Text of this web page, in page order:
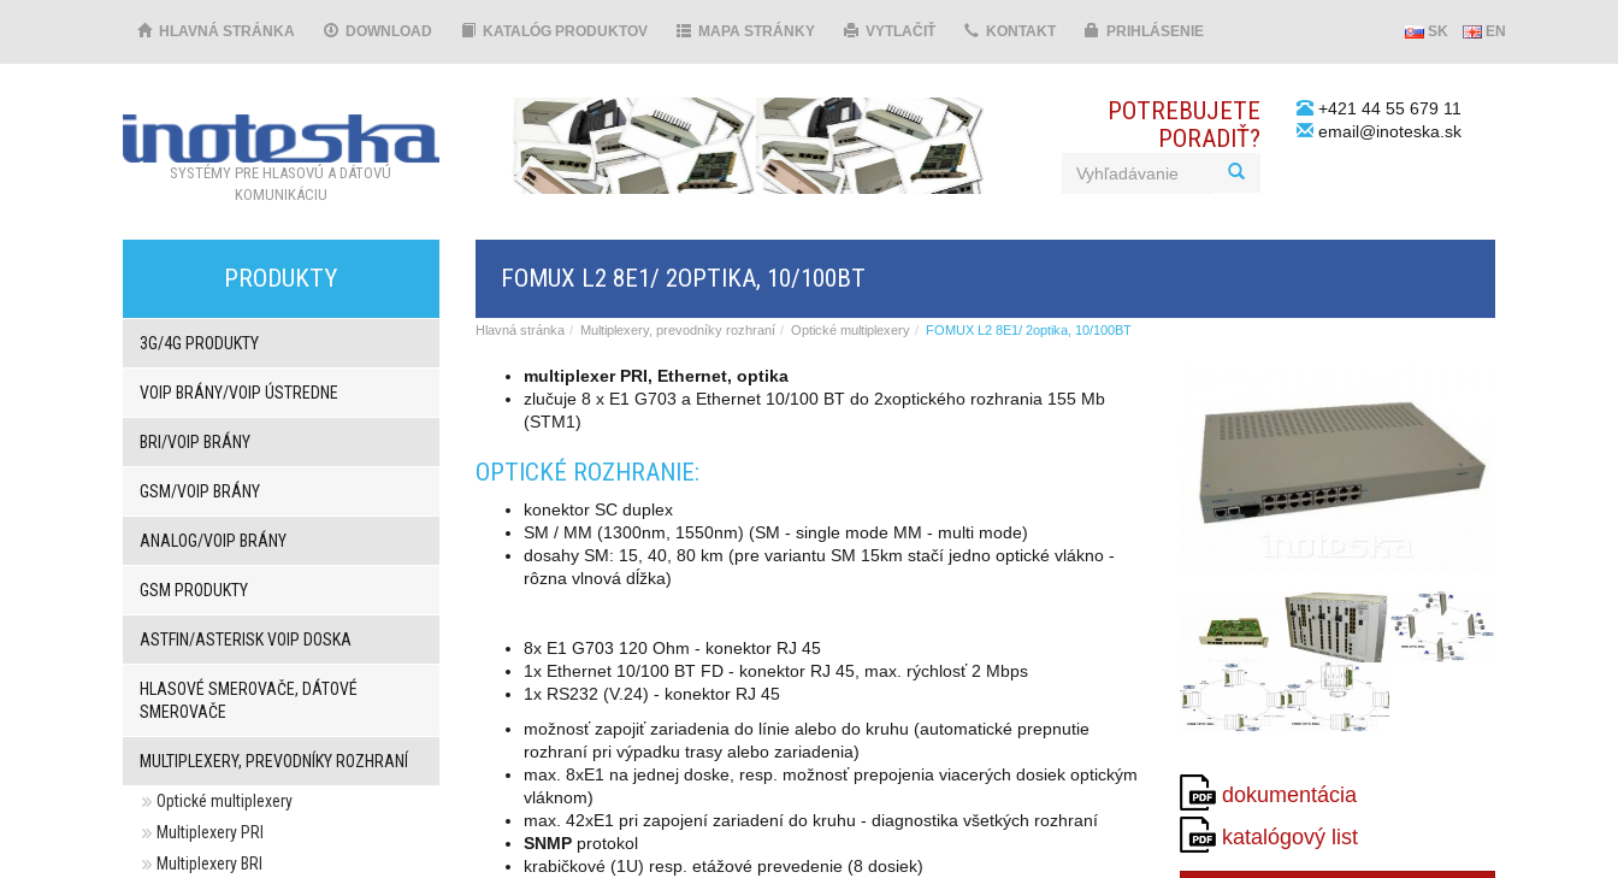
HLAVNÁ STRÁNKA DOWNLOAD KATALÓG PRODUKTOV MAPA STRÁNKY VYTLAČIŤ KONTAKT PRIHLÁSENIE SK EN
SYSTÉMY PRE HLASOVÚ A DÁTOVÚ
KOMUNIKÁCIU
POTREBUJETE
PORADIŤ?
+421 44 55 679 11
email@inoteska.sk
PRODUKTY
3G/4G PRODUKTY
VOIP BRÁNY/VOIP ÚSTREDNE
BRI/VOIP BRÁNY
GSM/VOIP BRÁNY
ANALOG/VOIP BRÁNY
GSM PRODUKTY
ASTFIN/ASTERISK VOIP DOSKA
HLASOVÉ SMEROVAČE, DÁTOVÉ
SMEROVAČE
MULTIPLEXERY, PREVODNÍKY ROZHRANÍ
Optické multiplexery
Multiplexery PRI
Multiplexery BRI
FOMUX L2 8E1/ 2OPTIKA, 10/100BT
Hlavná stránka Multiplexery, prevodníky rozhraní Optické multiplexery FOMUX L2 8E1/ 2optika, 10/100BT
dokumentácia
katalógový list
multiplexer PRI, Ethernet, optika
zlučuje 8 x E1 G703 a Ethernet 10/100 BT do 2xoptického rozhrania 155 Mb
(STM1)
OPTICKÉ ROZHRANIE:
konektor SC duplex
SM / MM (1300nm, 1550nm) (SM - single mode MM - multi mode)
dosahy SM: 15, 40, 80 km (pre variantu SM 15km stačí jedno optické vlákno -
rôzna vlnová dĺžka)
8x E1 G703 120 Ohm - konektor RJ 45
1x Ethernet 10/100 BT FD - konektor RJ 45, max. rýchlosť 2 Mbps
1x RS232 (V.24) - konektor RJ 45
možnosť zapojiť zariadenia do línie alebo do kruhu (automatické prepnutie
rozhraní pri výpadku trasy alebo zariadenia)
max. 8xE1 na jednej doske, resp. možnosť prepojenia viacerých dosiek optickým
vláknom)
max. 42xE1 pri zapojení zariadení do kruhu - diagnostika všetkých rozhraní
SNMPprotokol
krabičkové (1U) resp. etážové prevedenie (8 dosiek)